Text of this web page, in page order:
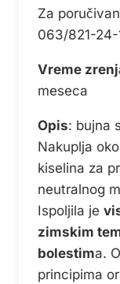
Za
063/821-24-
Vreme
meseca
Opis: bujna
Nakuplja
kiselina za
neutralnog
Ispoljila je
zimskim
bolestima.
principima